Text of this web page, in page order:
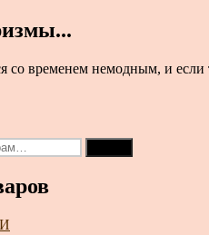
со временем немодным, и